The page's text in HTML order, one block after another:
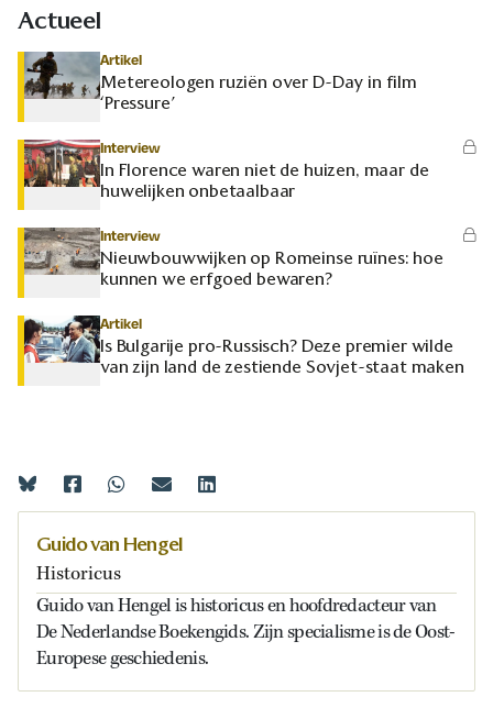
Actueel
Artikel
Metereologen ruziën over D-Day in film
‘Pressure’
Interview
In Florence waren niet de huizen, maar de
huwelijken onbetaalbaar
Interview
Nieuwbouwwijken op Romeinse ruïnes: hoe
kunnen we erfgoed bewaren?
Artikel
Is Bulgarije pro-Russisch? Deze premier wilde
van zijn land de zestiende Sovjet-staat maken
Guido van Hengel
Historicus
Guido van Hengel is historicus en hoofdredacteur van
De Nederlandse Boekengids. Zijn specialisme is de Oost-
Europese geschiedenis.